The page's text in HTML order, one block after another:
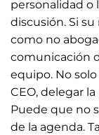
personalidad o
discusión. Si
como no
comunicación
equipo. No
CEO, delegar
Puede que no
de la agenda.